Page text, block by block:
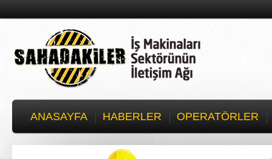
ANASAYFA HABERLER OPERATÖRLER